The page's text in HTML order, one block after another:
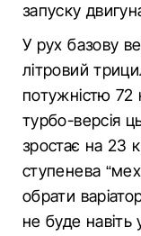
запуску
У рух базову
літровий
потужністю 72
турбо-версія
зростає на 23
ступенева
обрати
не буде навіть